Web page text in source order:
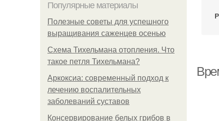
Популярные материалы
Полезные советы для успешного
выращивания саженцев осенью
Схема Тихельмана отопления. Что
такое петля Тихельмана?
Аркоксиа: современный подход к
лечению воспалительных
заболеваний суставов
Консервирование белых грибов в